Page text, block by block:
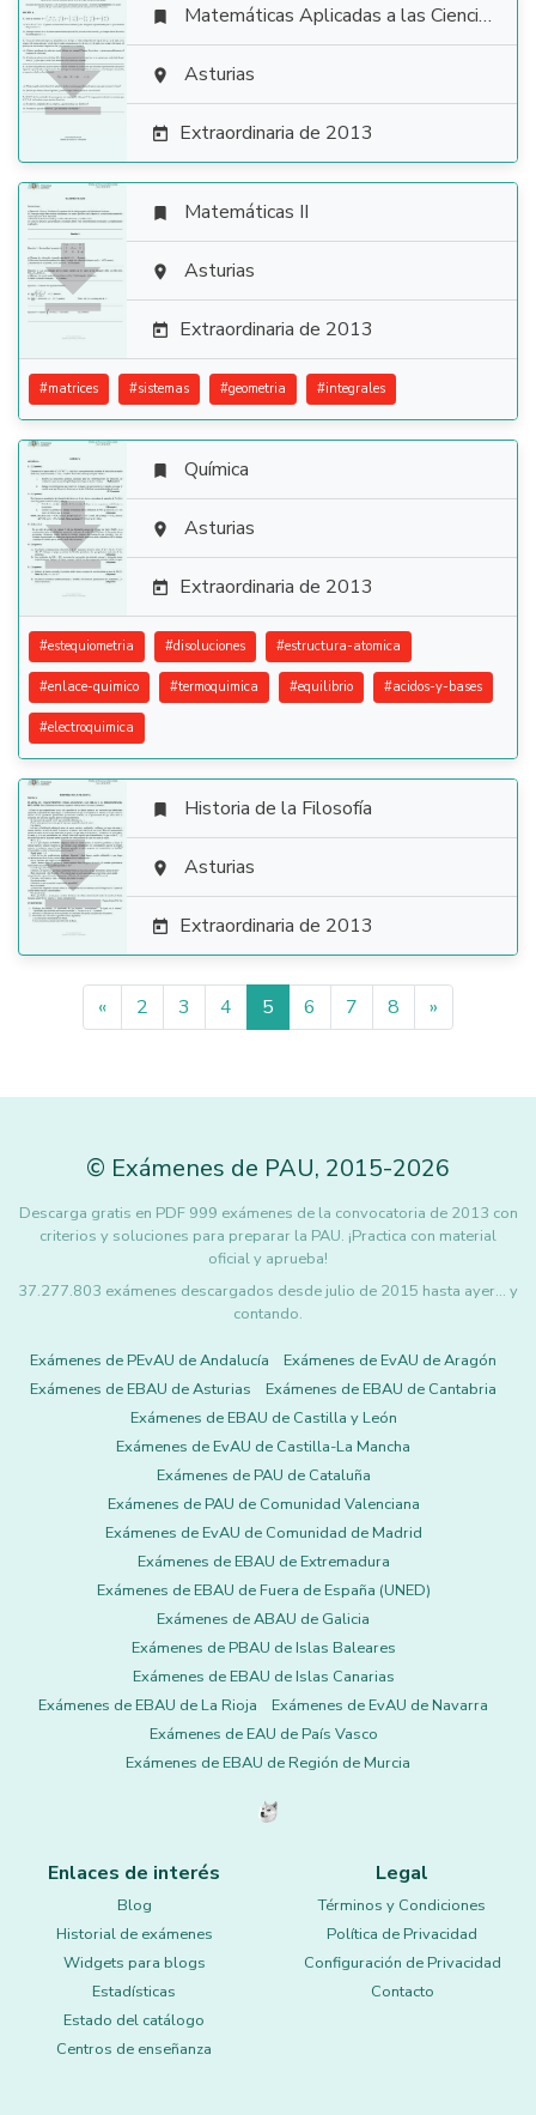

 Matemáticas Aplicadas a las Ciencias Sociales
 Asturias
 Extraordinaria de 2013

 Matemáticas II
 Asturias
 Extraordinaria de 2013
#matrices #sistemas #geometria #integrales

 Química
 Asturias
 Extraordinaria de 2013
#estequiometria #disoluciones #estructura-atomica
#enlace-quimico #termoquimica #equilibrio #acidos-y-bases
#electroquimica

 Historia de la Filosofía
 Asturias
 Extraordinaria de 2013
« 2 3 4 5 6 7 8 »
© Exámenes de PAU, 2015-2026
Descarga gratis en PDF 999 exámenes de la convocatoria de 2013 con
criterios y soluciones para preparar la PAU. ¡Practica con material
oficial y aprueba!
37.277.803 exámenes descargados desde julio de 2015 hasta ayer... y
contando.
Exámenes de PEvAU de Andalucía
Exámenes de EvAU de Aragón
Exámenes de EBAU de Asturias
Exámenes de EBAU de Cantabria
Exámenes de EBAU de Castilla y León
Exámenes de EvAU de Castilla-La Mancha
Exámenes de PAU de Cataluña
Exámenes de PAU de Comunidad Valenciana
Exámenes de EvAU de Comunidad de Madrid
Exámenes de EBAU de Extremadura
Exámenes de EBAU de Fuera de España (UNED)
Exámenes de ABAU de Galicia
Exámenes de PBAU de Islas Baleares
Exámenes de EBAU de Islas Canarias
Exámenes de EBAU de La Rioja
Exámenes de EvAU de Navarra
Exámenes de EAU de País Vasco
Exámenes de EBAU de Región de Murcia
Enlaces de interés
Blog
Historial de exámenes
Widgets para blogs
Estadísticas
Estado del catálogo
Centros de enseñanza
Legal
Términos y Condiciones
Política de Privacidad
Configuración de Privacidad
Contacto